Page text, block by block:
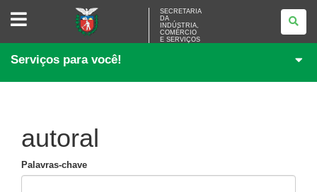
SECRETARIA
INDÚSTRIA,
COMÉRCIO
SERVIÇOS
SECRETARIA
DA
INDÚSTRIA,
COMÉRCIO
E SERVIÇOS
Serviços para você!
autoral
Palavras-chave